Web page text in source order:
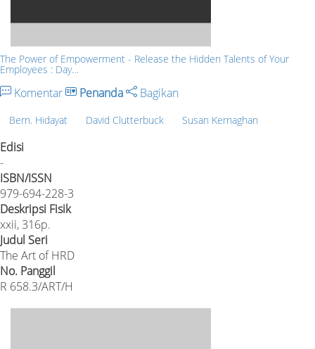
The Power of Empowerment - Release the Hidden Talents of Your
Employees : Day…
Komentar Penanda Bagikan
Bern. Hidayat David Clutterbuck Susan Kernaghan
Edisi
-
ISBN/ISSN
979-694-228-3
Deskripsi Fisik
xxii, 316p.
Judul Seri
The Art of HRD
No. Panggil
R 658.3/ART/H